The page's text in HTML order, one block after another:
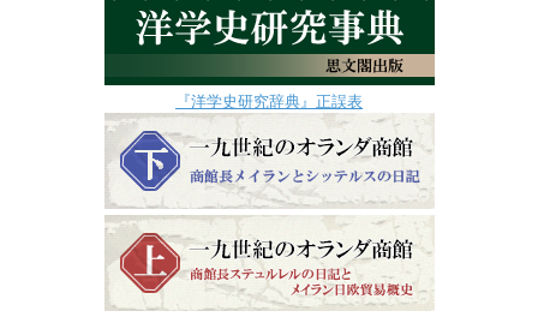
『洋学史研究辞典』正誤表